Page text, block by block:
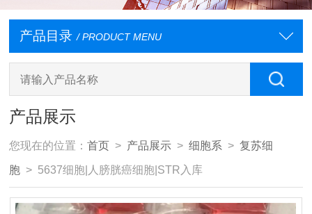
产品目录 / PRODUCT MENU
产品展示
您现在的位置：首页 > 产品展示 >细胞系 >复苏细
胞 > 5637细胞|人膀胱癌细胞|STR入库